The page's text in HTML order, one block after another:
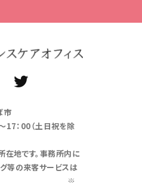
市
17：00（土日祝を除
地です。事務所内に
等の来客サービスは
ません。 ※